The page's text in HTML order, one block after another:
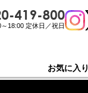
18:00 定休日／祝日
お気に入り